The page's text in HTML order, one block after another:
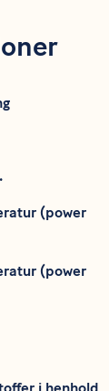
(power
(power